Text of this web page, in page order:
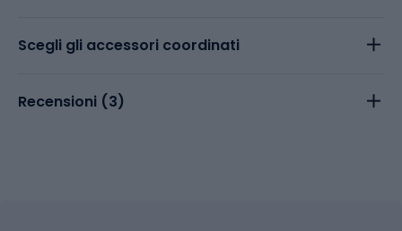
Scegli gli accessori coordinati
Recensioni (3)